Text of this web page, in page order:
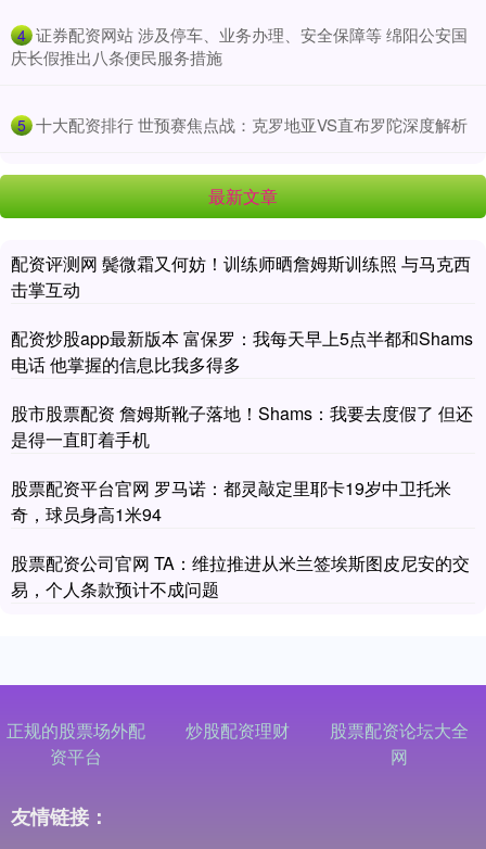
4 ​证券配资网站 涉及停车、业务办理、安全保障等 绵阳公安国
庆长假推出八条便民服务措施
5 ​十大配资排行 世预赛焦点战：克罗地亚VS直布罗陀深度解析
最新文章
配资评测网 鬓微霜又何妨！训练师晒詹姆斯训练照 与马克西
击掌互动
配资炒股app最新版本 富保罗：我每天早上5点半都和Shams
电话 他掌握的信息比我多得多
股市股票配资 詹姆斯靴子落地！Shams：我要去度假了 但还
是得一直盯着手机
股票配资平台官网 罗马诺：都灵敲定里耶卡19岁中卫托米
奇，球员身高1米94
股票配资公司官网 TA：维拉推进从米兰签埃斯图皮尼安的交
易，个人条款预计不成问题
正规的股票场外配
资平台
炒股配资理财
股票配资论坛大全
网
友情链接：